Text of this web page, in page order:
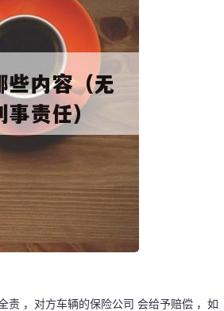
责 ，对方车辆的保险公司 会给予赔偿 ，如
责或
书。